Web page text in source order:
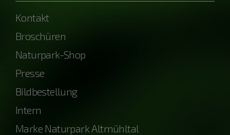
Kontakt
Broschüren
Naturpark-Shop
Presse
Bildbestellung
Intern
Marke Naturpark Altmühltal